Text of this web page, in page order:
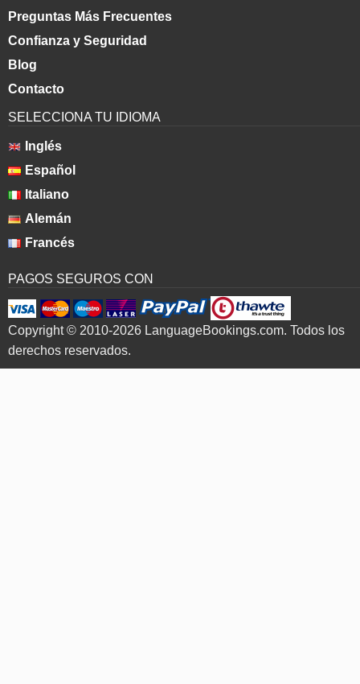
Preguntas Más Frecuentes
Confianza y Seguridad
Blog
Contacto
SELECCIONA TU IDIOMA
Inglés
Español
Italiano
Alemán
Francés
PAGOS SEGUROS CON
Copyright © 2010-2026 LanguageBookings.com. Todos los
derechos reservados.